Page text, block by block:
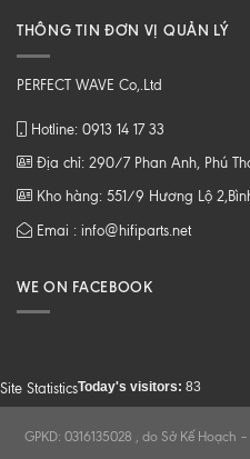
THÔNG TIN ĐƠN VỊ QUẢN LÝ
PERFECT WAVE Co,.Ltd
Hotline: 0913 14 17 33
Địa chỉ: 290/7 Phan Anh, Phú
Kho hàng: 551/9 Hương Lộ
Emai : info@hifiparts.net
WE ON FACEBOOK
Site StatisticsToday's visitors: 83
GPKD: 0316135028 , do Sở Kế